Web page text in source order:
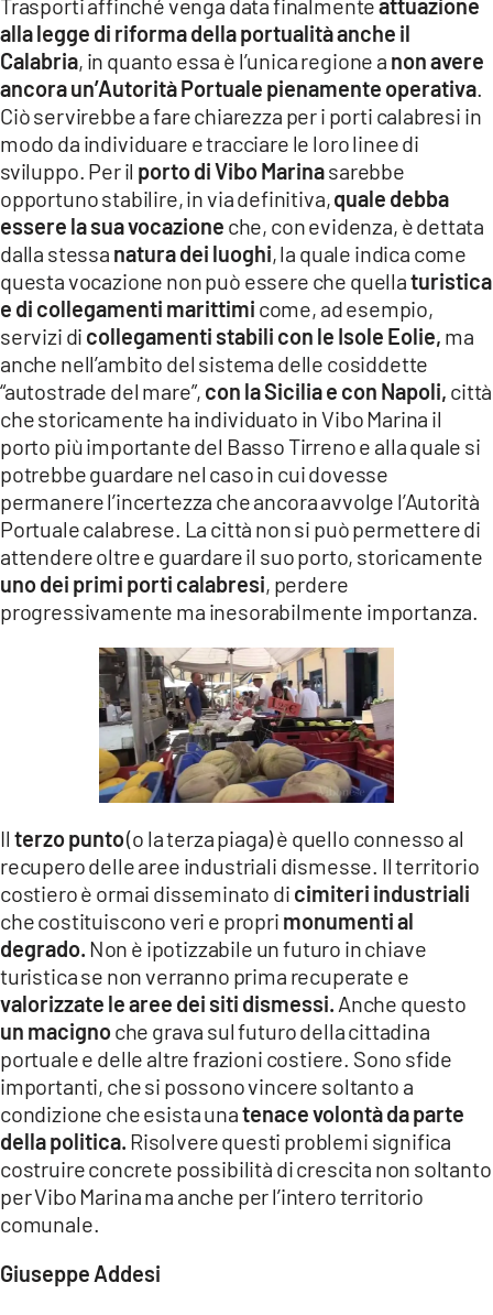
alla legge di riforma della portualità anche il
Calabria, in quanto essa è l’unica regione a non avere
ancora un’Autorità Portuale pienamente operativa
Ciò servirebbe a fare chiarezza per i porti calabresi in
modo da individuare e tracciare le loro linee di
sviluppo. Per il porto di Vibo Marinasarebbe
opportuno stabilire, in via definitiva,quale debba
essere la sua vocazione che, con evidenza, è dettata
dalla stessa natura dei luoghi, la quale indica come
questa vocazione non può essere che quellaturistica
e di collegamenti marittimi come, ad esempio,
servizi di collegamenti stabili con le Isole Eolie, ma
anche nell’ambito del sistema delle cosiddette
“autostrade del mare”, con la Sicilia e con Napoli, città
che storicamente ha individuato in Vibo Marina il
porto più importante del Basso Tirreno e alla quale si
potrebbe guardare nel caso in cui dovesse
permanere l’incertezza che ancora avvolge l’Autorità
Portuale calabrese. La città non si può permettere di
attendere oltre e guardare il suo porto, storicamente
uno dei primi porti calabresi, perdere
progressivamente ma inesorabilmente importanza.
Il terzo punto(o la terza piaga) è quello connesso al
recupero delle aree industriali dismesse. Il territorio
costiero è ormai disseminato di cimiteri industriali
che costituiscono veri e propri monumenti al
degrado. Non è ipotizzabile un futuro in chiave
turistica se non verranno prima recuperate e
valorizzate le aree dei siti dismessi. Anche questo
un macignoche grava sul futuro della cittadina
portuale e delle altre frazioni costiere. Sono sfide
importanti, che si possono vincere soltanto a
condizione che esista unatenace volontà da parte
della politica. Risolvere questi problemi significa
costruire concrete possibilità di crescita non soltanto
per Vibo Marina ma anche per l’intero territorio
comunale.
Giuseppe Addesi